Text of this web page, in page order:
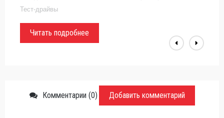
с колесной формулой 6х6, либо древние, буквально
Тест-драйвы
Читать подробнее
Комментарии (0) Добавить комментарий